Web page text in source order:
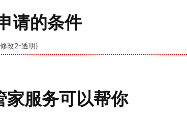
请的条件
服务可以帮你